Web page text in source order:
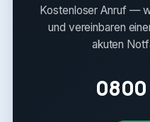
Kostenloser Anruf —
und vereinbaren
akuten
0800